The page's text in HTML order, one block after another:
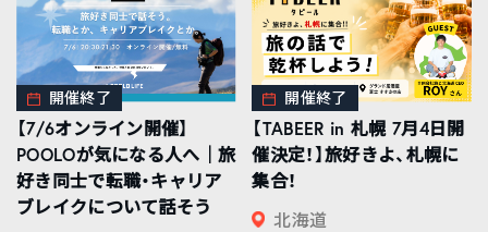
開催終了
【7/6オンライン開催】
POOLOが気になる人へ｜旅
好き同士で転職・キャリア
ブレイクについて話そう
開催終了
【TABEER in 札幌 7月4日開
催決定！】旅好きよ、札幌に
集合！
北海道